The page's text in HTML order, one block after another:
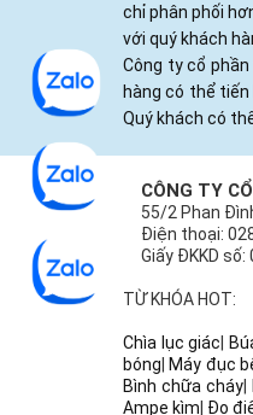
chỉ phân phối
với quý khách
Công ty cổ
hàng có thể
Quý khách có
CÔNG TY
55/2 Phan
Điện thoại:
Giấy ĐKKD
TỪ KHÓA HOT:
Chìa lục giác|
bóng|Máy đục
Bình chữa cháy|
Ampe kìm| Đo